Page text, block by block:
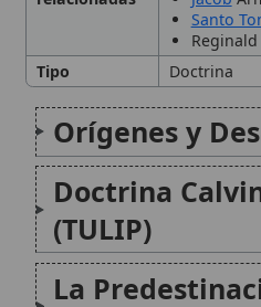
Calvinismo y la
Católica
Impacto y
Conclusión
Citas y
Modificado el 2 de septiembre de 2025
Citar este artículo•Paq. Scorm (LMS)•